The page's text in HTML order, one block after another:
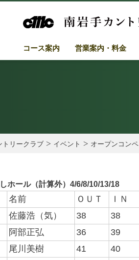
コース案内 営業案内・料金
トリークラブ > イベント > オープンコンペ
ホール（計算外） 4/6/8/10/13/18
名前 ＯＵＴ ＩＮ
佐藤浩（気） 38 38
阿部正弘 36 39
尾川美樹 41 40